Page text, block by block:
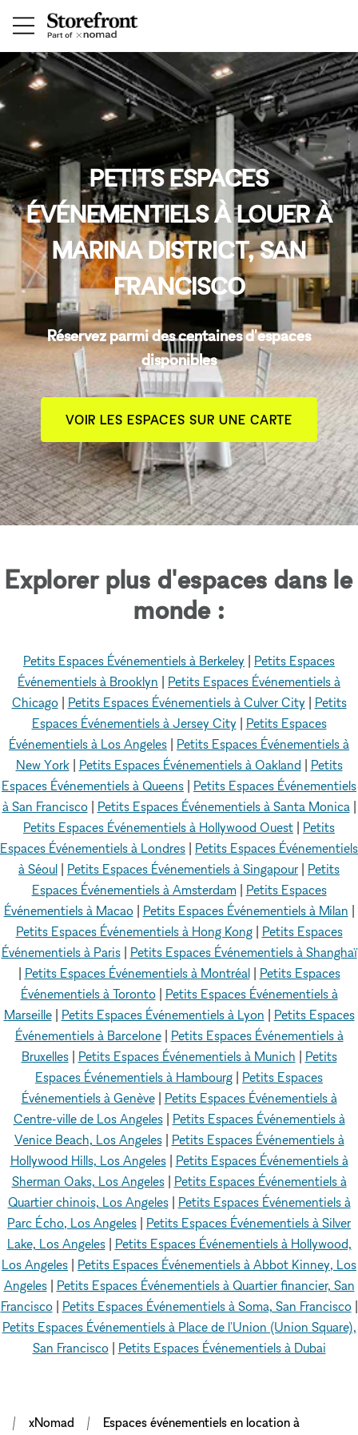
PETITS ESPACES
ÉVÉNEMENTIELS À LOUER À
MARINA DISTRICT, SAN
FRANCISCO
Réservez parmi des centaines d'espaces
disponibles
VOIR LES ESPACES SUR UNE CARTE
Explorer plus d'espaces dans le
monde :
Petits Espaces Événementiels à Berkeley
Petits Espaces
Événementiels à Brooklyn
Petits Espaces Événementiels à
Chicago| Petits Espaces Événementiels à Culver City
Petits
Espaces Événementiels à Jersey City
Petits Espaces
Événementiels à Los Angeles
Petits Espaces Événementiels à
New York| Petits Espaces Événementiels à Oakland
Petits
Espaces Événementiels à Queens
Petits Espaces Événementiels
à San Francisco| Petits Espaces Événementiels à Santa Monica|
Petits Espaces Événementiels à Hollywood Ouest
Petits
Espaces Événementiels à Londres
Petits Espaces Événementiels
à Séoul
Petits Espaces Événementiels à Singapour
Petits
Espaces Événementiels à Amsterdam| Petits Espaces
Événementiels à Macao| Petits Espaces Événementiels à Milan
Petits Espaces Événementiels à Hong Kong| Petits Espaces
Événementiels à Paris| Petits Espaces Événementiels à Shanghaï
Petits Espaces Événementiels à Montréal| Petits Espaces
Événementiels à Toronto| Petits Espaces Événementiels à
Marseille| Petits Espaces Événementiels à Lyon
Petits Espaces
Événementiels à Barcelone| Petits Espaces Événementiels à
Bruxelles| Petits Espaces Événementiels à Munich
Petits
Espaces Événementiels à Hambourg
Petits Espaces
Événementiels à Genève| Petits Espaces Événementiels à
Centre-ville de Los Angeles| Petits Espaces Événementiels à
Venice Beach, Los Angeles| Petits Espaces Événementiels à
Hollywood Hills, Los Angeles| Petits Espaces Événementiels à
Sherman Oaks, Los Angeles| Petits Espaces Événementiels à
Quartier chinois, Los Angeles| Petits Espaces Événementiels à
Parc Écho, Los Angeles
Petits Espaces Événementiels à Silver
Lake, Los Angeles| Petits Espaces Événementiels à Hollywood,
Los Angeles
Petits Espaces Événementiels à Abbot Kinney, Los
Angeles| Petits Espaces Événementiels à Quartier financier, San
Francisco| Petits Espaces Événementiels à Soma, San Francisco|
Petits Espaces Événementiels à Place de l'Union (Union Square),
San Francisco| Petits Espaces Événementiels à Dubai
xNomad Espaces événementiels en location à